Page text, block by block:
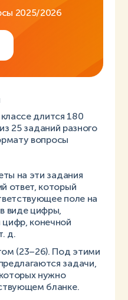
2025/2026
длится 180
25 заданий разного
вопросы
на эти задания
ответ, который
поле на
виде цифры,
цифр, конечной
д.
(23–26). Под этими
задачи,
нужно
бланке.